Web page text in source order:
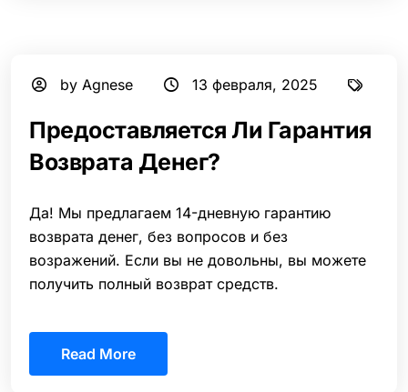
by Agnese 13 февраля, 2025
Предоставляется Ли Гарантия
Возврата Денег?
Да! Мы предлагаем 14-дневную гарантию
возврата денег, без вопросов и без
возражений. Если вы не довольны, вы можете
получить полный возврат средств.
Read More